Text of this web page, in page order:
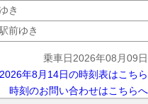
き
前ゆき
乗車日2026年08月09日
年8月14日の時刻表はこちら
時刻のお問い合わせはこちらへ